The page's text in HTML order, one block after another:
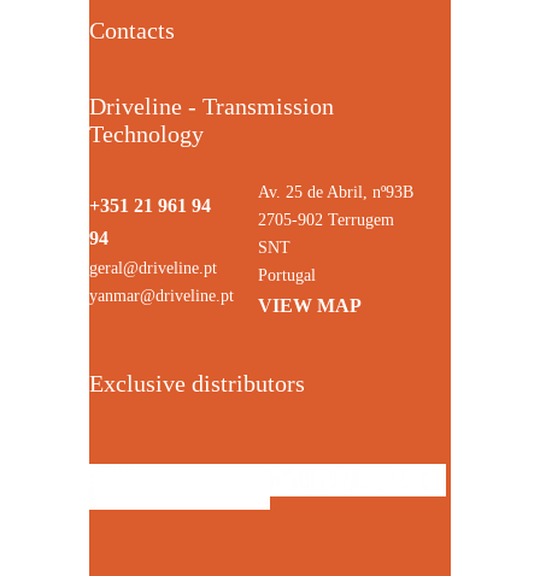
Contacts
Driveline - Transmission
Technology
+351 21 961 94
94
geral@driveline.pt
yanmar@driveline.pt
Av. 25 de Abril, nº93B
2705-902 Terrugem
SNT
Portugal
VIEW MAP
Exclusive distributors